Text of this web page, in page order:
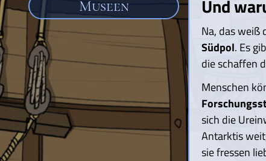
Museen
Und
Na, das weiß
Südpol. Es
die schaffen
Menschen
sich die
Antarktis
sie fressen